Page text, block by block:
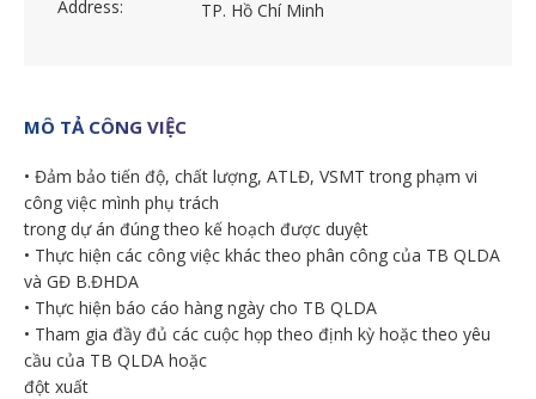
Address:
TP. Hồ Chí Minh
MÔ TẢ CÔNG VIỆC
• Đảm bảo tiến độ, chất lượng, ATLĐ, VSMT trong phạm vi
công việc mình phụ trách
trong dự án đúng theo kế hoạch được duyệt
• Thực hiện các công việc khác theo phân công của TB QLDA
và GĐ B.ĐHDA
• Thực hiện báo cáo hàng ngày cho TB QLDA
• Tham gia đầy đủ các cuộc họp theo định kỳ hoặc theo yêu
cầu của TB QLDA hoặc
đột xuất